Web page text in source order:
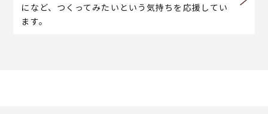
になど、つくってみたいという気持ちを応援してい
ます。